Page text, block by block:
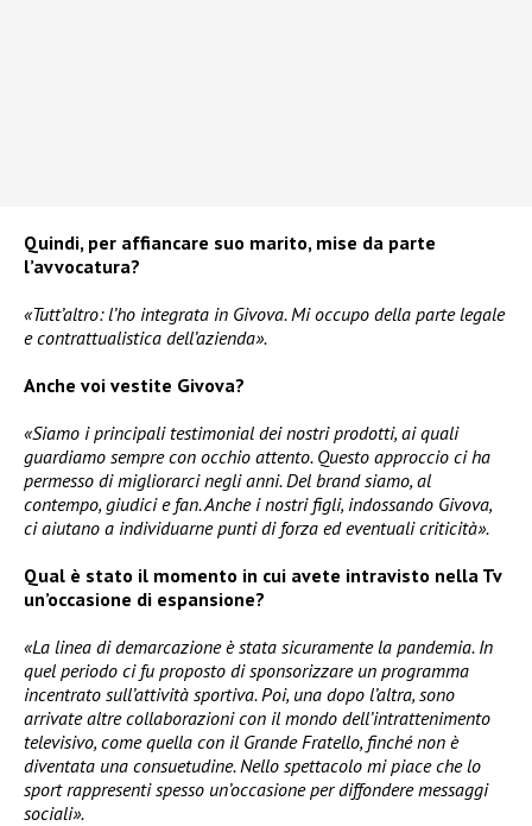
Quindi, per affiancare suo marito, mise da parte
l’avvocatura?
«Tutt’altro: l’ho integrata in Givova. Mi occupo della parte legale
e contrattualistica dell’azienda».
Anche voi vestite Givova?
«Siamo i principali testimonial dei nostri prodotti, ai quali
guardiamo sempre con occhio attento. Questo approccio ci ha
permesso di migliorarci negli anni. Del brand siamo, al
contempo, giudici e fan. Anche i nostri figli, indossando Givova,
ci aiutano a individuarne punti di forza ed eventuali criticità».
Qual è stato il momento in cui avete intravisto nella Tv
un’occasione di espansione?
«La linea di demarcazione è stata sicuramente la pandemia. In
quel periodo ci fu proposto di sponsorizzare un programma
incentrato sull’attività sportiva. Poi, una dopo l’altra, sono
arrivate altre collaborazioni con il mondo dell’intrattenimento
televisivo, come quella con il Grande Fratello, finché non è
diventata una consuetudine. Nello spettacolo mi piace che lo
sport rappresenti spesso un’occasione per diffondere messaggi
sociali».